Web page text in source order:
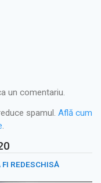
un comentariu.
spamul. Află cum
.
FI REDESCHISĂ